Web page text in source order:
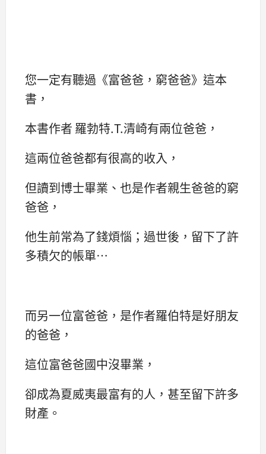
您一定有聽過《富爸爸，窮爸爸》這本
書，
本書作者 羅勃特.T.清崎有兩位爸爸，
這兩位爸爸都有很高的收入，
但讀到博士畢業、也是作者親生爸爸的窮
爸爸，
他生前常為了錢煩惱；過世後，留下了許
多積欠的帳單…
而另一位富爸爸，是作者羅伯特是好朋友
的爸爸，
這位富爸爸國中沒畢業，
卻成為夏威夷最富有的人，甚至留下許多
財產。